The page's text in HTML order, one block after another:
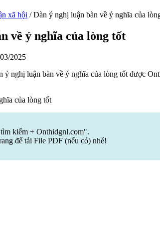
xã hội /Dàn ý nghị luận bàn về ý nghĩa của
về ý nghĩa của lòng tốt
2025
ý nghị luận bàn về ý nghĩa của lòng tốt được
kiếm + Onthidgnl.com".
để tải File PDF (nếu có) nhé!